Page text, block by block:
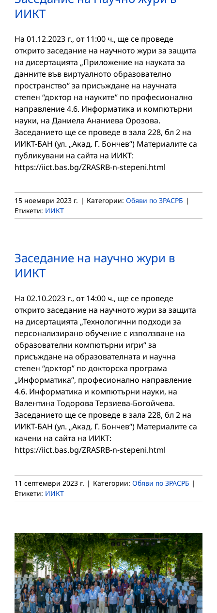
ИИКТ
На 01.12.2023 г., от 11:00 ч., ще се проведе
открито заседание на научното жури за защита
на дисертацията „Приложение на науката за
данните във виртуалното образователно
пространство“ за присъждане на научната
степен “доктор на науките” по професионално
направление 4.6. Информатика и компютърни
науки, на Даниела Ананиева Орозова.
Заседанието ще се проведе в зала 228, бл 2 на
ИИКТ-БАН (ул. „Акад. Г. Бончев“) Материалите са
публикувани на сайта на ИИКТ:
https://iict.bas.bg/ZRASRB-n-stepeni.html
15 ноември 2023 г. | Категории: Обяви по ЗРАСРБ |
Етикети: ИИКТ
Заседание на научно жури в
ИИКТ
На 02.10.2023 г., от 14:00 ч., ще се проведе
открито заседание на научното жури за защита
на дисертацията „Технологични подходи за
персонализирано обучение с използване на
образователни компютърни игри“ за
присъждане на образователната и научна
степен “доктор” по докторска програма
„Информатика“, професионално направление
4.6. Информатика и компютърни науки, на
Валентина Тодорова Терзиева-Богойчева.
Заседанието ще се проведе в зала 228, бл 2 на
ИИКТ-БАН (ул. „Акад. Г. Бончев“) Материалите са
качени на сайта на ИИКТ:
https://iict.bas.bg/ZRASRB-n-stepeni.html
11 септември 2023 г. | Категории: Обяви по ЗРАСРБ |
Етикети: ИИКТ